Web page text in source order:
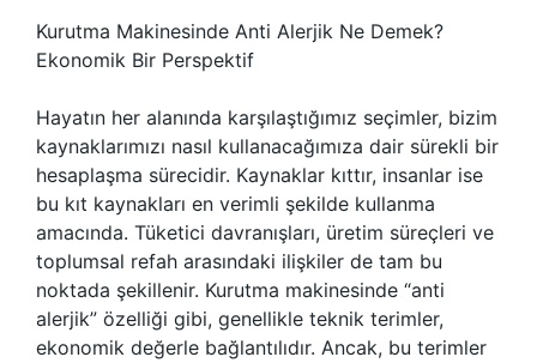
Kurutma Makinesinde Anti Alerjik Ne Demek?
Ekonomik Bir Perspektif
Hayatın her alanında karşılaştığımız seçimler, bizim
kaynaklarımızı nasıl kullanacağımıza dair sürekli bir
hesaplaşma sürecidir. Kaynaklar kıttır, insanlar ise
bu kıt kaynakları en verimli şekilde kullanma
amacında. Tüketici davranışları, üretim süreçleri ve
toplumsal refah arasındaki ilişkiler de tam bu
noktada şekillenir. Kurutma makinesinde “anti
alerjik” özelliği gibi, genellikle teknik terimler,
ekonomik değerle bağlantılıdır. Ancak, bu terimler